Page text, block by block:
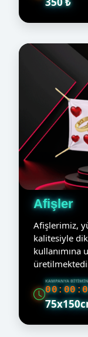
Afişler
Afişlerimiz,
kalitesiyle
kullanımına
KAMPANYA